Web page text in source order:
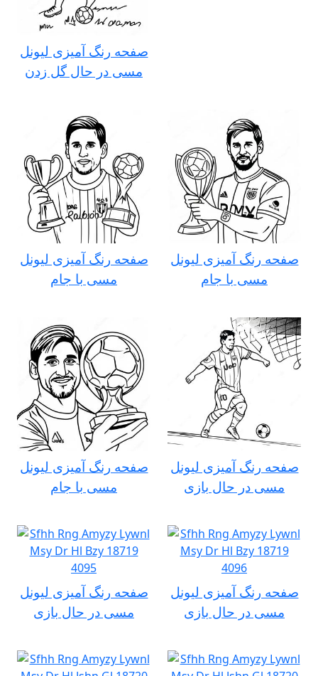
صفحه رنگ آمیزی لیونل
مسی در حال گل زدن
صفحه رنگ آمیزی لیونل
مسی با جام
صفحه رنگ آمیزی لیونل
مسی با جام
صفحه رنگ آمیزی لیونل
مسی با جام
صفحه رنگ آمیزی لیونل
مسی در حال بازی
صفحه رنگ آمیزی لیونل
مسی در حال بازی
صفحه رنگ آمیزی لیونل
مسی در حال بازی